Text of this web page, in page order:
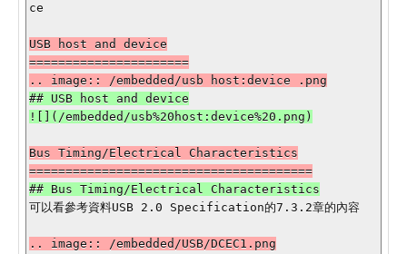
ce
USB host and device
======================
## USB host and device
Bus Timing/Electrical Characteristics
可以看參考資料USB 2.0 Specification的7.3.2章的內容
.. image:: /embedded/USB/DCEC1.png